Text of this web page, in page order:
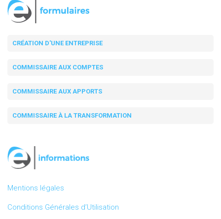
CRÉATION D'UNE ENTREPRISE
COMMISSAIRE AUX COMPTES
COMMISSAIRE AUX APPORTS
COMMISSAIRE À LA TRANSFORMATION
Mentions légales
Conditions Générales d’Utilisation